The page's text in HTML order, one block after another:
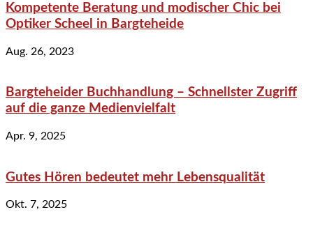
Kompetente Beratung und modischer Chic bei
Optiker Scheel in Bargteheide
Aug. 26, 2023
Bargteheider Buchhandlung – Schnellster Zugriff
auf die ganze Medienvielfalt
Apr. 9, 2025
Gutes Hören bedeutet mehr Lebensqualität
Okt. 7, 2025